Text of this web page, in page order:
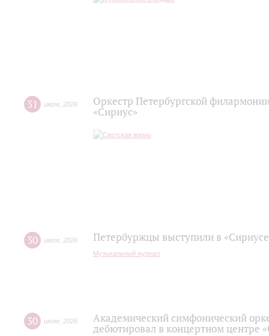
31 июля 2026
Оркестр Петербургской
«Сириус»
30 июля 2026 Петербуржцы выступили в
Музыкальный журнал
30 июля 2026
Академический симфонический
дебютировал в концертном центре